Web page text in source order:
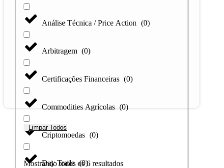
Análise Técnica / Price Action (0)
Arbitragem (0)
Certificações Financeiras (0)
Commodities Agrícolas (0)
Criptomoedas (0)
Day Trade (0)
Limpar Todos
Mostrando todos os 6 resultados